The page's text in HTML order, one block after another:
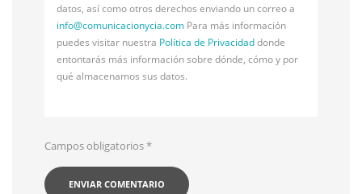
datos, así como otros derechos enviando un correo a
info@comunicacionycia.com Para más información
puedes visitar nuestra Política de Privacidaddonde
entontarás más información sobre dónde, cómo y por
qué almacenamos sus datos.
Campos obligatorios*